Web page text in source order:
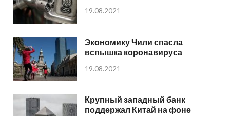
19.08.2021
Экономику Чили спасла
вспышка коронавируса
19.08.2021
Крупный западный банк
поддержал Китай на фоне